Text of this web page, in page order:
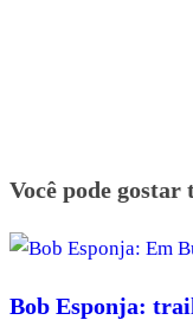
Você pode gostar
Bob Esponja: